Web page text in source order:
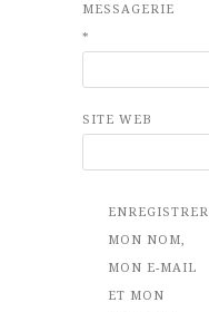
MESSAGERIE
*
SITE WEB
ENREGISTRER
MON NOM,
MON E-MAIL
ET MON